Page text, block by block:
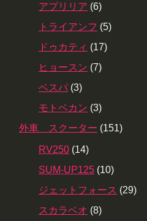
アプリリア (6)
トライアンフ (5)
ドゥカティ (17)
ヒョースン (7)
ベスパ (3)
モトベカン (3)
外車 スクーター (151)
RV250 (14)
SUM-UP125 (10)
ジェットフォース (29)
スカラベオ (8)